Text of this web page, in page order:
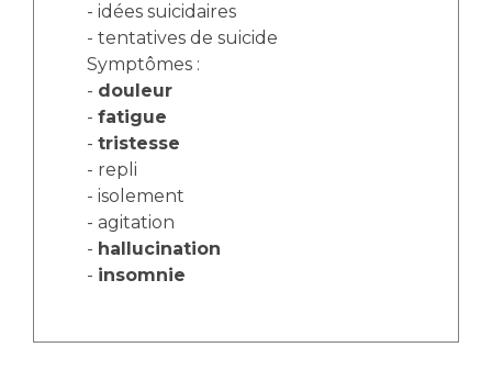
Les recherches en santé à l’AP-HM
Lieu de santé sans tabac
- idées suicidaires
- tentatives de suicide
Symptômes :
- douleur
- fatigue
- tristesse
- repli
- isolement
- agitation
- hallucination
- insomnie